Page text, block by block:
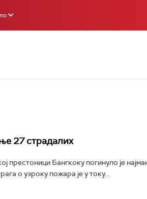
27 страдалих
престоници Бангкоку погинуло је
о узроку пожара је у току...